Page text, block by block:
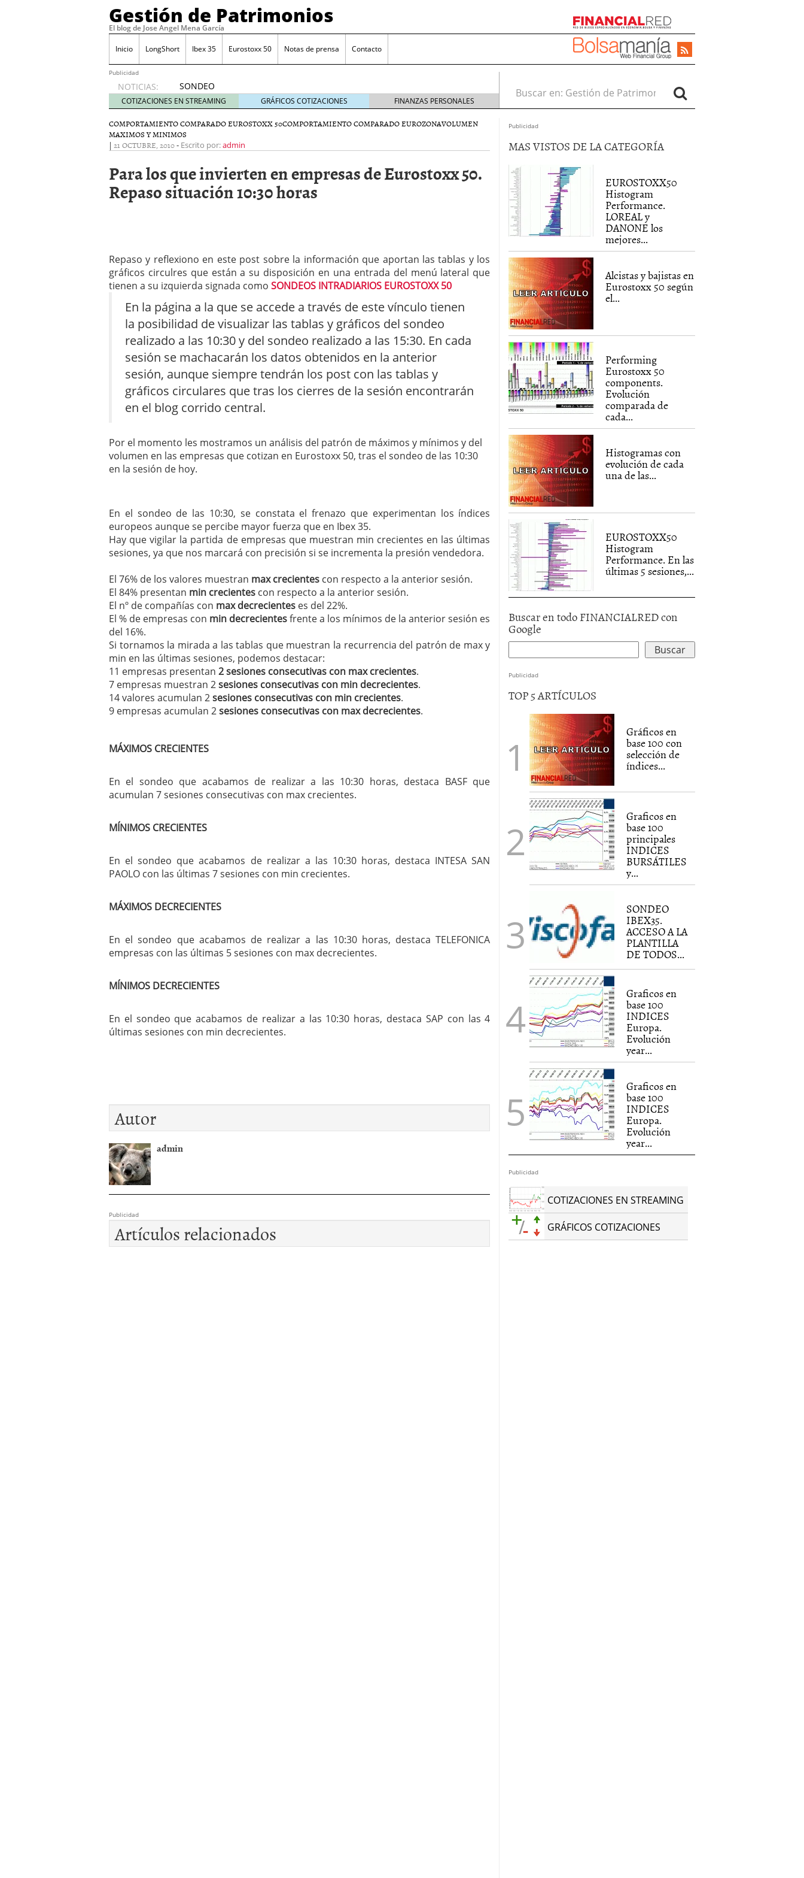
Gestión de Patrimonios
El blog de Jose Angel Mena García
Inicio LongShort Ibex 35 Eurostoxx 50 Notas de prensa Contacto
Publicidad
NOTICIAS:
SONDEO
IBEX35.
ACCESO
A LA
PLANTILLA
DE
LOS
VALORES
DE
SONDEO DIARIO IBEX35. Distancia de los valores de IBEX35 a m?ximos
anuales. Se constata progresivo alejamiento global de m?ximos anuales
mayo 28, 2013
Catalejo sobre IBEX35. SISM?METROS. Prosiguen a la baja desde el 13/mayo
y a?n tienen recorrido adicional
mayo 24, 2013
CATALEJO SOBRE IBEX35. TERMOMETROS. Aún con recorrido a la baja para
alcanzar la zona de sobreventa y entonces si se podría apostar por un
rebote interesante
COTIZACIONES EN STREAMING GRÁFICOS COTIZACIONES FINANZAS PERSONALES
Buscar en:
COMPORTAMIENTO COMPARADO EUROSTOXX 50COMPORTAMIENTO COMPARADO EUROZONAVOLUMEN
MAXIMOS Y MINIMOS
| 21 OCTUBRE, 2010- Escrito por:admin
Para los que invierten en empresas de Eurostoxx 50.
Repaso situación 10:30 horas
Repaso y reflexiono en este post sobre la información que aportan las tablas y los
gráficos circulres que están a su disposición en una entrada del menú lateral que
tienen a su izquierda signada como SONDEOS INTRADIARIOS EUROSTOXX 50
En la página a la que se accede a través de este vínculo tienen
la posibilidad de visualizar las tablas y gráficos del sondeo
realizado a las 10:30 y del sondeo realizado a las 15:30. En cada
sesión se machacarán los datos obtenidos en la anterior
sesión, aunque siempre tendrán los post con las tablas y
gráficos circulares que tras los cierres de la sesión encontrarán
en el blog corrido central.
Por el momento les mostramos un análisis del patrón de máximos y mínimos y del
volumen en las empresas que cotizan en Eurostoxx 50, tras el sondeo de las 10:30
en la sesión de hoy.
En el sondeo de las 10:30, se constata el frenazo que experimentan los índices
europeos aunque se percibe mayor fuerza que en Ibex 35.
Hay que vigilar la partida de empresas que muestran min crecientes en las últimas
sesiones, ya que nos marcará con precisión si se incrementa la presión vendedora.
El 76% de los valores muestran max crecientes con respecto a la anterior sesión.
El 84% presentan min crecientes con respecto a la anterior sesión.
El nº de compañías con max decrecientes es del 22%.
El % de empresas con min decrecientesfrente a los mínimos de la anterior sesión es
del 16%.
Si tornamos la mirada a las tablas que muestran la recurrencia del patrón de max y
min en las últimas sesiones, podemos destacar:
11 empresas presentan 2 sesiones consecutivas con max crecientes.
7 empresas muestran 2sesiones consecutivas con min decrecientes.
14 valores acumulan 2sesiones consecutivas con min crecientes.
9 empresas acumulan 2sesiones consecutivas con max decrecientes.
MÁXIMOS CRECIENTES
En el sondeo que acabamos de realizar a las 10:30 horas, destaca BASF que
acumulan 7 sesiones consecutivas con max crecientes.
MÍNIMOS CRECIENTES
En el sondeo que acabamos de realizar a las 10:30 horas, destaca INTESA SAN
PAOLO con las últimas 7 sesiones con min crecientes.
MÁXIMOS DECRECIENTES
En el sondeo que acabamos de realizar a las 10:30 horas, destaca TELEFONICA
empresas con las últimas 5 sesiones con max decrecientes.
MÍNIMOS DECRECIENTES
En el sondeo que acabamos de realizar a las 10:30 horas, destaca SAP con las 4
últimas sesiones con min decrecientes.
Autor
admin
Publicidad
Artículos relacionados
Publicidad
MAS VISTOS DE LA CATEGORÍA
EUROSTOXX50
Histogram
Performance.
LOREAL y
DANONE los
mejores...
Alcistas y bajistas en
Eurostoxx 50 según
el...
Performing
Eurostoxx 50
components.
Evolución
comparada de
cada...
Histogramas con
evolución de cada
una de las...
EUROSTOXX50
Histogram
Performance. En las
últimas 5 sesiones,...
Buscar en todo FINANCIALRED con
Google
Publicidad
TOP 5 ARTÍCULOS
Gráficos en
base 100 con
selección de
índices...
Graficos en
base 100
principales
INDICES
BURSÁTILES
y...
SONDEO
IBEX35.
ACCESO A LA
PLANTILLA
DE TODOS...
Graficos en
base 100
INDICES
Europa.
Evolución
year...
Graficos en
base 100
INDICES
Europa.
Evolución
year...
Publicidad
COTIZACIONES EN STREAMING
GRÁFICOS COTIZACIONES